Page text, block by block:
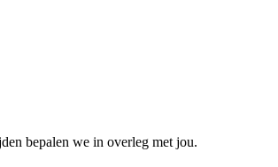
bepalen we in overleg met jou.